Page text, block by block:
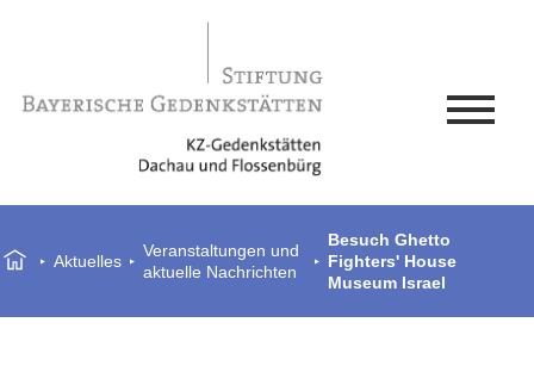
Aktuelles
Veranstaltungen und
aktuelle Nachrichten
Besuch Ghetto
Fighters' House
Museum Israel